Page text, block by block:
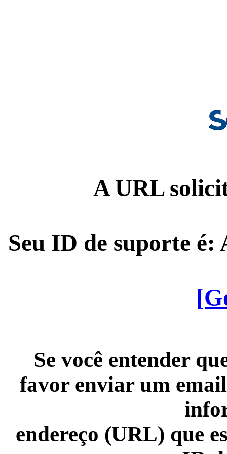
A URL
Seu ID de suporte é:
Se você entender
favor enviar um
endereço (URL) que